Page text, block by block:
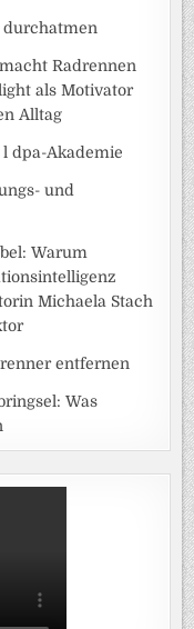
durchatmen
Radrennen
als Motivator
Alltag
dpa-Akademie
und
Warum
Michaela Stach
entfernen
Was